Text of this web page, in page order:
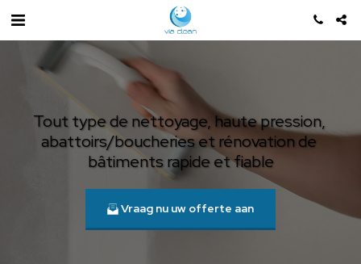
Tout type de nettoyage, haute pression,
abattoirs/boucheries et rénovation de
bâtiments rapide et fiable
Vraag nu uw offerte aan